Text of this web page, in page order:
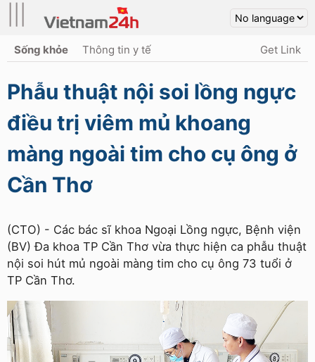
Sống khỏe Thông tin y tế Get Link
Phẫu thuật nội soi lồng ngực
điều trị viêm mủ khoang
màng ngoài tim cho cụ ông ở
Cần Thơ
(CTO) - Các bác sĩ khoa Ngoại Lồng ngực, Bệnh viện
(BV) Đa khoa TP Cần Thơ vừa thực hiện ca phẫu thuật
nội soi hút mủ ngoài màng tim cho cụ ông 73 tuổi ở
TP Cần Thơ.